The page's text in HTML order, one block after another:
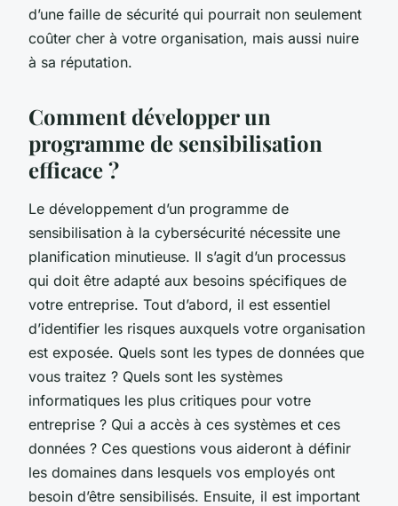
d’une faille de sécurité qui pourrait non seulement
coûter cher à votre organisation, mais aussi nuire
à sa réputation.
Comment développer un
programme de sensibilisation
efficace ?
Le développement d’un programme de
sensibilisation à la cybersécurité nécessite une
planification minutieuse. Il s’agit d’un processus
qui doit être adapté aux besoins spécifiques de
votre entreprise. Tout d’abord, il est essentiel
d’identifier les risques auxquels votre organisation
est exposée. Quels sont les types de données que
vous traitez ? Quels sont les systèmes
informatiques les plus critiques pour votre
entreprise ? Qui a accès à ces systèmes et ces
données ? Ces questions vous aideront à définir
les domaines dans lesquels vos employés ont
besoin d’être sensibilisés. Ensuite, il est important